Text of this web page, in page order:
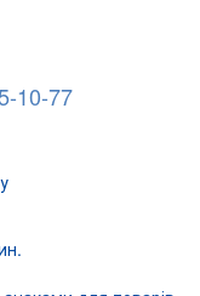
10-77